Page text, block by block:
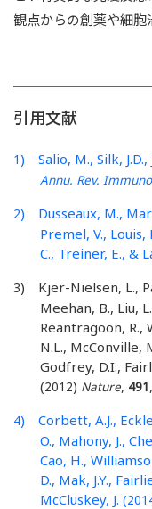
観点からの創薬や細胞
引用文献
1) Salio, M., Silk, J.D.,
Annu. Rev.
2) Dusseaux, M.,
Premel, V., Louis,
C., Treiner, E., &
3) Kjer-Nielsen, L.,
Meehan, B., Liu,
Reantragoon, R.,
N.L., McConville,
Godfrey, D.I.,
(2012) Nature, 491,
4) Corbett, A.J.,
O., Mahony, J.,
Cao, H.,
D., Mak, J.Y.,
McCluskey, J. (